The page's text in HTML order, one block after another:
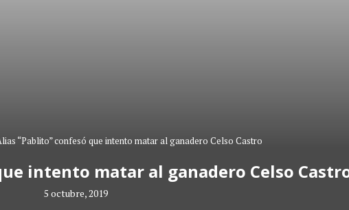
“Pablito” confesó que intento matar al ganadero Celso Castro
intento matar al ganadero Celso
5 octubre, 2019